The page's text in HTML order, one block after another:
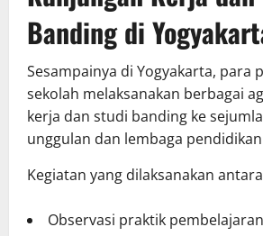
Banding di
Sesampainya di Yogyakarta, para
sekolah melaksanakan berbagai
kerja dan studi banding ke
unggulan dan lembaga
Kegiatan yang dilaksanakan
Observasi praktik